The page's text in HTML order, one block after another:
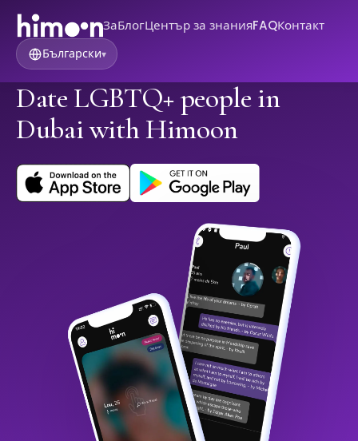
ЗаБлогЦентър за знанияFAQКонтакт
Български▾
Date LGBTQ+ people in
Dubai with Himoon